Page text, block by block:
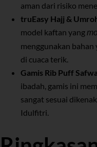
aman dari risiko
truEasy Hajj &
model kaftan yang
menggunakan
di cuaca terik.
Gamis Rib Puff
ibadah, gamis ini
sangat sesuai
Idulfitri.